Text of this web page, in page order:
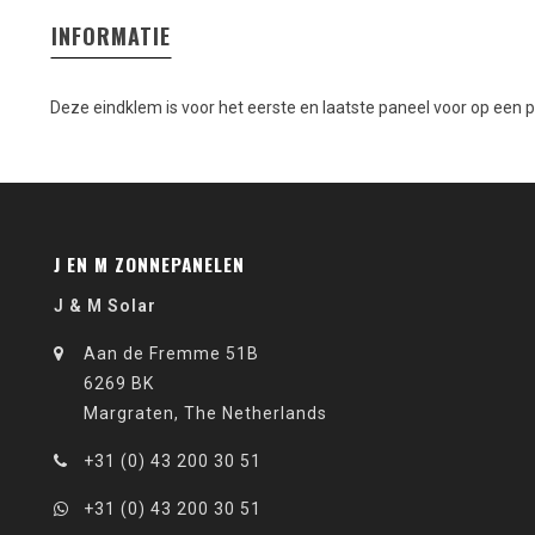
INFORMATIE
Deze eindklem is voor het eerste en laatste paneel voor op een
J EN M ZONNEPANELEN
J & M Solar
Aan de Fremme 51B
6269 BK
Margraten, The Netherlands
+31 (0) 43 200 30 51
+31 (0) 43 200 30 51